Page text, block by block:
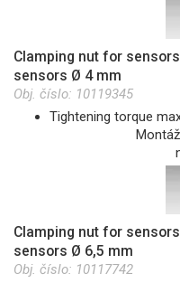
Clamping nut for
sensors Ø 4 mm
Obj. číslo: 10119345
Tightening torque
Clamping nut for
sensors Ø 6,5 mm
Obj. číslo: 10117742